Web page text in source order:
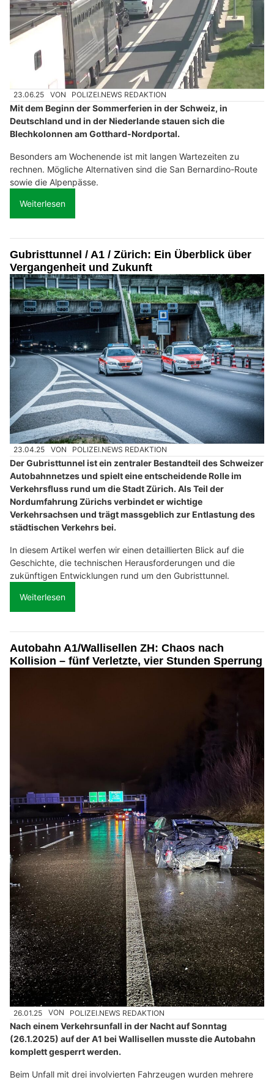
23.06.25 VON POLIZEI.NEWS REDAKTION
Mit dem Beginn der Sommerferien in der Schweiz, in
Deutschland und in der Niederlande stauen sich die
Blechkolonnen am Gotthard-Nordportal.
Besonders am Wochenende ist mit langen Wartezeiten zu
rechnen. Mögliche Alternativen sind die San Bernardino-Route
sowie die Alpenpässe.
Weiterlesen
Gubristtunnel / A1 / Zürich: Ein Überblick über
Vergangenheit und Zukunft
23.04.25 VON POLIZEI.NEWS REDAKTION
Der Gubristtunnel ist ein zentraler Bestandteil des Schweizer
Autobahnnetzes und spielt eine entscheidende Rolle im
Verkehrsfluss rund um die Stadt Zürich. Als Teil der
Nordumfahrung Zürichs verbindet er wichtige
Verkehrsachsen und trägt massgeblich zur Entlastung des
städtischen Verkehrs bei.
In diesem Artikel werfen wir einen detaillierten Blick auf die
Geschichte, die technischen Herausforderungen und die
zukünftigen Entwicklungen rund um den Gubristtunnel.
Weiterlesen
Autobahn A1/Wallisellen ZH: Chaos nach
Kollision – fünf Verletzte, vier Stunden Sperrung
26.01.25 VON POLIZEI.NEWS REDAKTION
Nach einem Verkehrsunfall in der Nacht auf Sonntag
(26.1.2025) auf der A1 bei Wallisellen musste die Autobahn
komplett gesperrt werden.
Beim Unfall mit drei involvierten Fahrzeugen wurden mehrere